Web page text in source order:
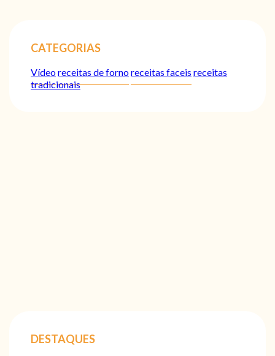
CATEGORIAS
Vídeoreceitas de fornoreceitas faceis receitas
tradicionais
DESTAQUES